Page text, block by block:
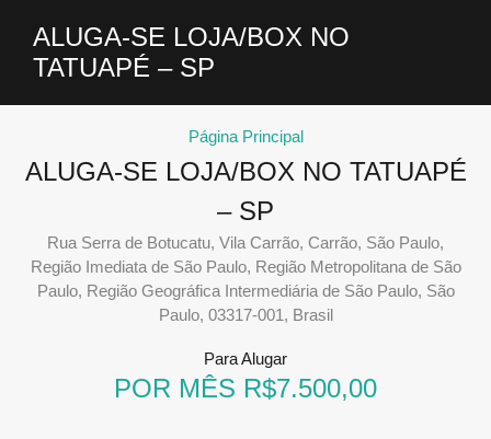
ALUGA-SE LOJA/BOX NO
TATUAPÉ – SP
Página Principal
ALUGA-SE LOJA/BOX NO TATUAPÉ
– SP
Rua Serra de Botucatu, Vila Carrão, Carrão, São Paulo,
Região Imediata de São Paulo, Região Metropolitana de São
Paulo, Região Geográfica Intermediária de São Paulo, São
Paulo, 03317-001, Brasil
Para Alugar
POR MÊS R$7.500,00